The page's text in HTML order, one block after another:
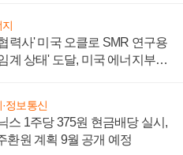
력사' 미국 오클로 SMR 연구용
계 상태' 도달, 미국 에너지부
정보통신
스 1주당 375원 현금배당 실시,
환원 계획 9월 공개 예정